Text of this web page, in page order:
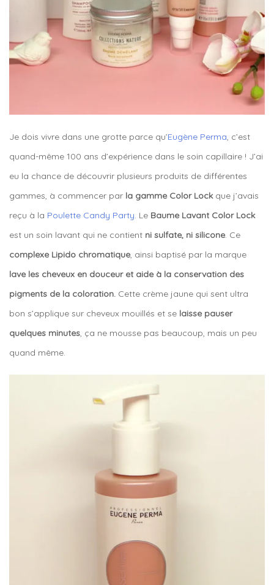
Je dois vivre dans une grotte parce qu’Eugène Perma, c’est
quand-même 100 ans d’expérience dans le soin capillaire ! J’ai
eu la chance de découvrir plusieurs produits de différentes
gammes, à commencer par la gamme Color Lockque j’avais
reçu à la Poulette Candy Party. Le Baume Lavant Color Lock
est un soin lavant qui ne contient ni sulfate, ni silicone. Ce
complexe Lipido chromatique, ainsi baptisé par la marque
lave les cheveux en douceur et aide à la conservation des
pigments de la coloration. Cette crème jaune qui sent ultra
bon s’applique sur cheveux mouillés et se laisse pauser
quelques minutes, ça ne mousse pas beaucoup, mais un peu
quand même.